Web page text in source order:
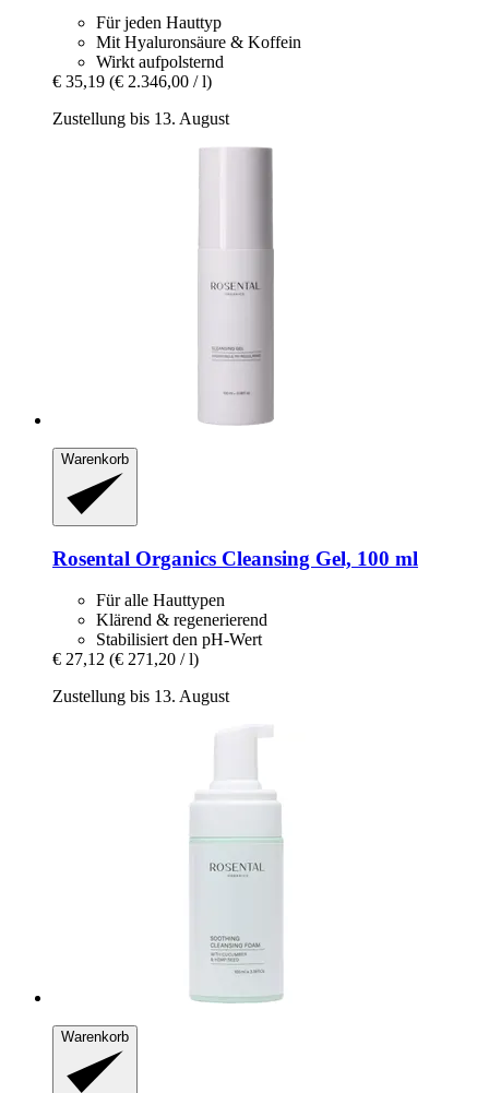
Für jeden Hauttyp
Mit Hyaluronsäure & Koffein
Wirkt aufpolsternd
€ 35,19 (€ 2.346,00 / l)
Zustellung bis 13. August
Warenkorb
Rosental Organics Cleansing Gel, 100 ml
Für alle Hauttypen
Klärend & regenerierend
Stabilisiert den pH-Wert
€ 27,12 (€ 271,20 / l)
Zustellung bis 13. August
Warenkorb